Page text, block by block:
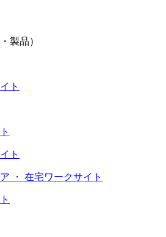
製品）
ト
ト
・ 在宅ワークサイト